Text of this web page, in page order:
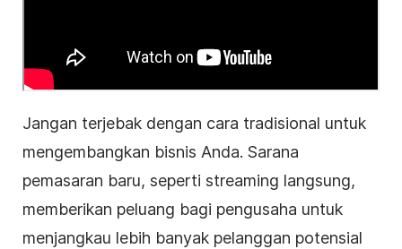
Jangan terjebak dengan cara tradisional untuk
mengembangkan bisnis Anda. Sarana
pemasaran baru, seperti streaming langsung,
memberikan peluang bagi pengusaha untuk
menjangkau lebih banyak pelanggan potensial